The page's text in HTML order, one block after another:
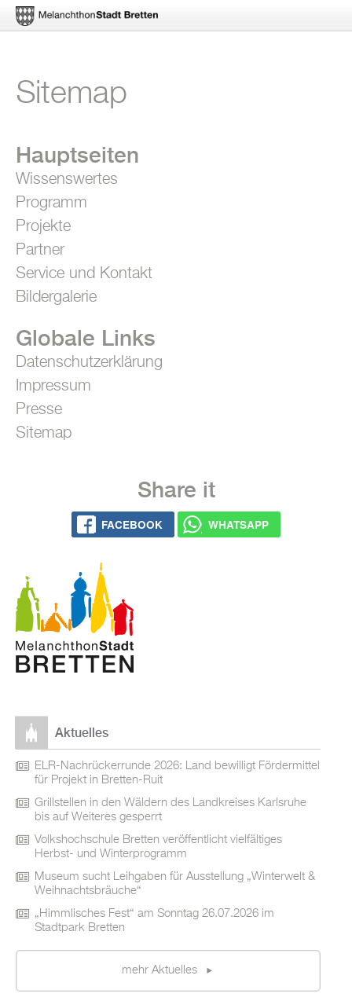
zum
Sitemap
Hauptseiten
Wissenswertes
Programm
Projekte
Partner
Service und Kontakt
Bildergalerie
Globale Links
Datenschutzerklärung
Impressum
Presse
Sitemap
Share it
FACEBOOK WHATSAPP
Aktuelles
ELR-Nachrückerrunde 2026: Land bewilligt Fördermittel
für Projekt in Bretten-Ruit
Grillstellen in den Wäldern des Landkreises Karlsruhe
bis auf Weiteres gesperrt
Volkshochschule Bretten veröffentlicht vielfältiges
Herbst- und Winterprogramm
Museum sucht Leihgaben für Ausstellung „Winterwelt &
Weihnachtsbräuche“
„Himmlisches Fest“ am Sonntag 26.07.2026 im
Stadtpark Bretten
mehr Aktuelles